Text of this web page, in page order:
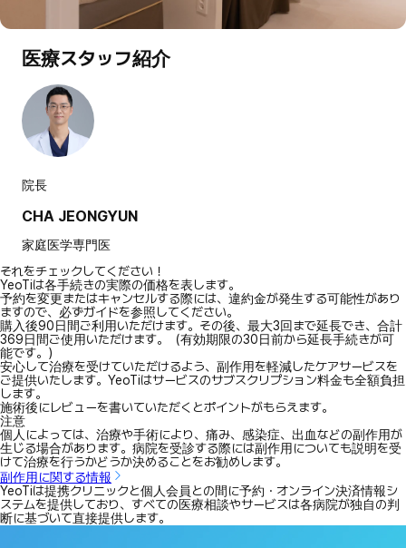
医療スタッフ紹介
院長
CHA JEONGYUN
家庭医学専門医
それをチェックしてください！
YeoTiは各手続きの実際の価格を表します。
予約を変更またはキャンセルする際には、違約金が発生する可能性があり
ますので、必ずガイドを参照してください。
購入後90日間ご利用いただけます。その後、最大3回まで延長でき、合計
369日間ご使用いただけます。（有効期限の30日前から延長手続きが可
能です。）
安心して治療を受けていただけるよう、副作用を軽減したケアサービスを
ご提供いたします。YeoTiはサービスのサブスクリプション料金も全額負担
します。
施術後にレビューを書いていただくとポイントがもらえます。
注意
個人によっては、治療や手術により、痛み、感染症、出血などの副作用が
生じる場合があります。病院を受診する際には副作用についても説明を受
けて治療を行うかどうか決めることをお勧めします。
副作用に関する情報
YeoTiは提携クリニックと個人会員との間に予約・オンライン決済情報シ
ステムを提供しており、すべての医療相談やサービスは各病院が独自の判
断に基づいて直接提供します。